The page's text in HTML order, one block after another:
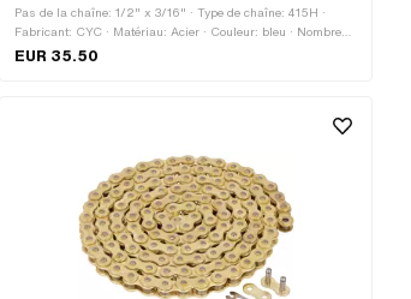
Pas de la chaîne: 1/2" x 3/16" · Type de chaîne: 415H ·
Fabricant: CYC · Matériau: Acier · Couleur: bleu · Nombre
de maillons: 128 pcs · Circonférence de roulement: 1626
EUR 35.50